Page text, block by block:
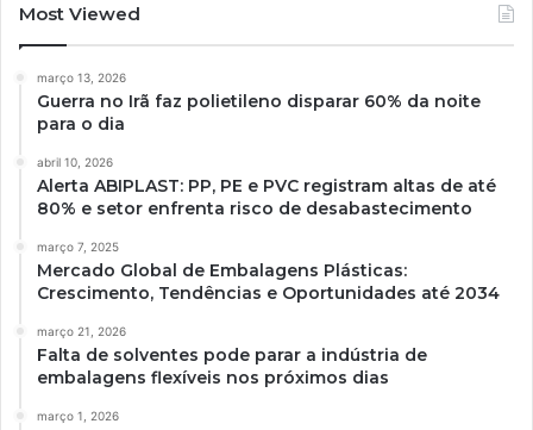
Most Viewed
março 13, 2026
Guerra no Irã faz polietileno disparar 60% da noite
para o dia
abril 10, 2026
Alerta ABIPLAST: PP, PE e PVC registram altas de até
80% e setor enfrenta risco de desabastecimento
março 7, 2025
Mercado Global de Embalagens Plásticas:
Crescimento, Tendências e Oportunidades até 2034
março 21, 2026
Falta de solventes pode parar a indústria de
embalagens flexíveis nos próximos dias
março 1, 2026